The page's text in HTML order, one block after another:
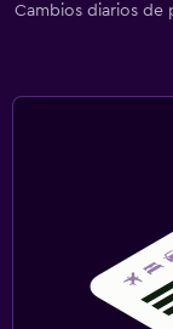
Cambios diarios de